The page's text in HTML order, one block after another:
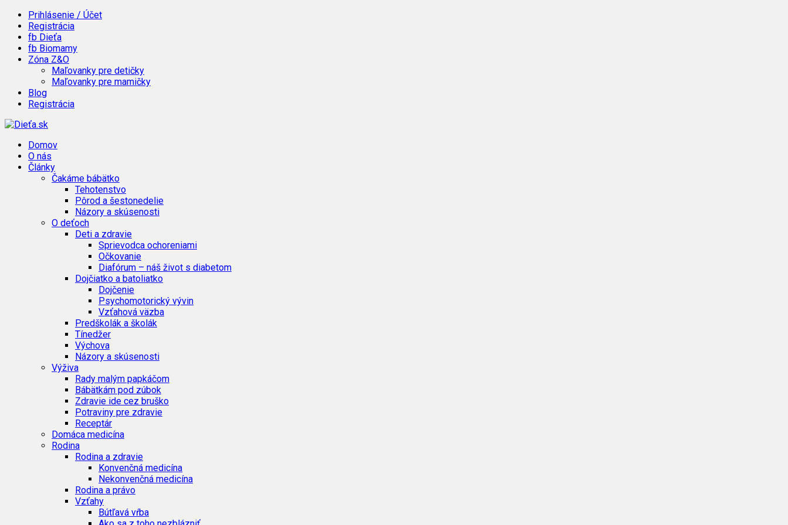
Prihlásenie / Účet
Registrácia
fb Dieťa
fb Biomamy
Zóna Z&O
Maľovanky pre detičky
Maľovanky pre mamičky
Blog
Registrácia
Domov
O nás
Články
Čakáme bábätko
Tehotenstvo
Pôrod a šestonedelie
Názory a skúsenosti
O deťoch
Deti a zdravie
Sprievodca ochoreniami
Očkovanie
Diafórum – náš život s diabetom
Dojčiatko a batoliatko
Dojčenie
Psychomotorický vývin
Vzťahová väzba
Predškolák a školák
Tínedžer
Výchova
Názory a skúsenosti
Výživa
Rady malým papkáčom
Bábätkám pod zúbok
Zdravie ide cez bruško
Potraviny pre zdravie
Receptár
Domáca medicína
Rodina
Rodina a zdravie
Konvenčná medicína
Nekonvenčná medicína
Rodina a právo
Vzťahy
Bútľavá vŕba